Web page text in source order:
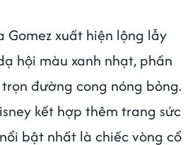
Gomez xuất hiện lộng lẫy
hội màu xanh nhạt, phần
đường cong nóng bỏng.
kết hợp thêm trang sức
bật nhất là chiếc vòng cổ